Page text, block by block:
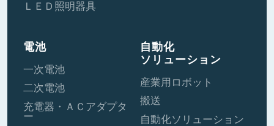
ＬＥＤ照明器具
電池
一次電池
二次電池
充電器・ＡＣアダプタ
ー
自動化
ソリューション
産業用ロボット
搬送
自動化ソリューション